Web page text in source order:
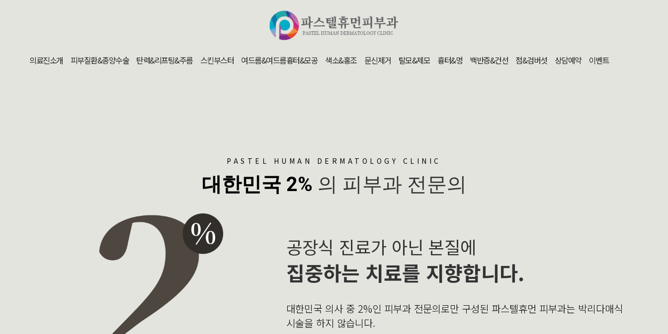
의료진소개 피부질환&종양수술 탄력&리프팅&주름 스킨부스터 여드름&여드름흉터&모공 색소&홍조 문신제거 탈모&제모 흉터&멍 백반증&건선 점&검버섯 상담예약 이벤트
PASTEL HUMAN DERMATOLOGY CLINIC
대한민국 2% 의 피부과 전문의
공장식 진료가 아닌 본질에
집중하는 치료를 지향합니다.
대한민국 의사 중 2%인 피부과 전문의로만 구성된 파스텔휴먼 피부과는 박리다매식
시술을 하지 않습니다.